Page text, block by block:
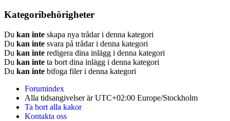
Kategoribehörigheter
Du kan inte skapa nya trådar i denna kategori
Du kan inte svara på trådar i denna kategori
Du kan inte redigera dina inlägg i denna kategori
Du kan inte ta bort dina inlägg i denna kategori
Du kan inte bifoga filer i denna kategori
Forumindex
Alla tidsangivelser är UTC+02:00 Europe/Stockholm
Ta bort alla kakor
Kontakta oss